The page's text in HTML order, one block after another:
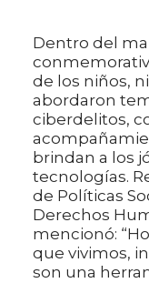
Dentro del
de los niños,
abordaron
ciberdelitos,
brindan a los
tecnologías.
de Políticas
Derechos
mencionó:
que vivimos,
son una